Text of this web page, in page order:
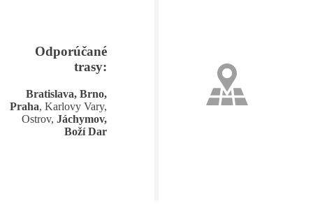
Odporúčané
trasy:
Bratislava, Brno,
Praha, Karlovy Vary,
Ostrov, Jáchymov,
Boží Dar